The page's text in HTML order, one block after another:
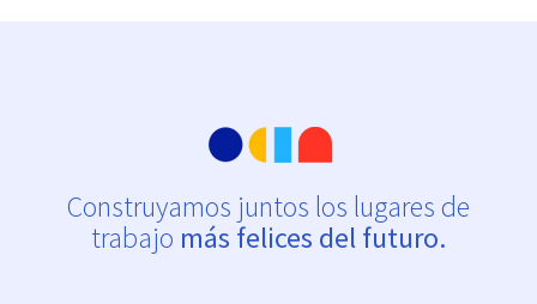
Construyamos juntos los lugares de
trabajo más felices del futuro.